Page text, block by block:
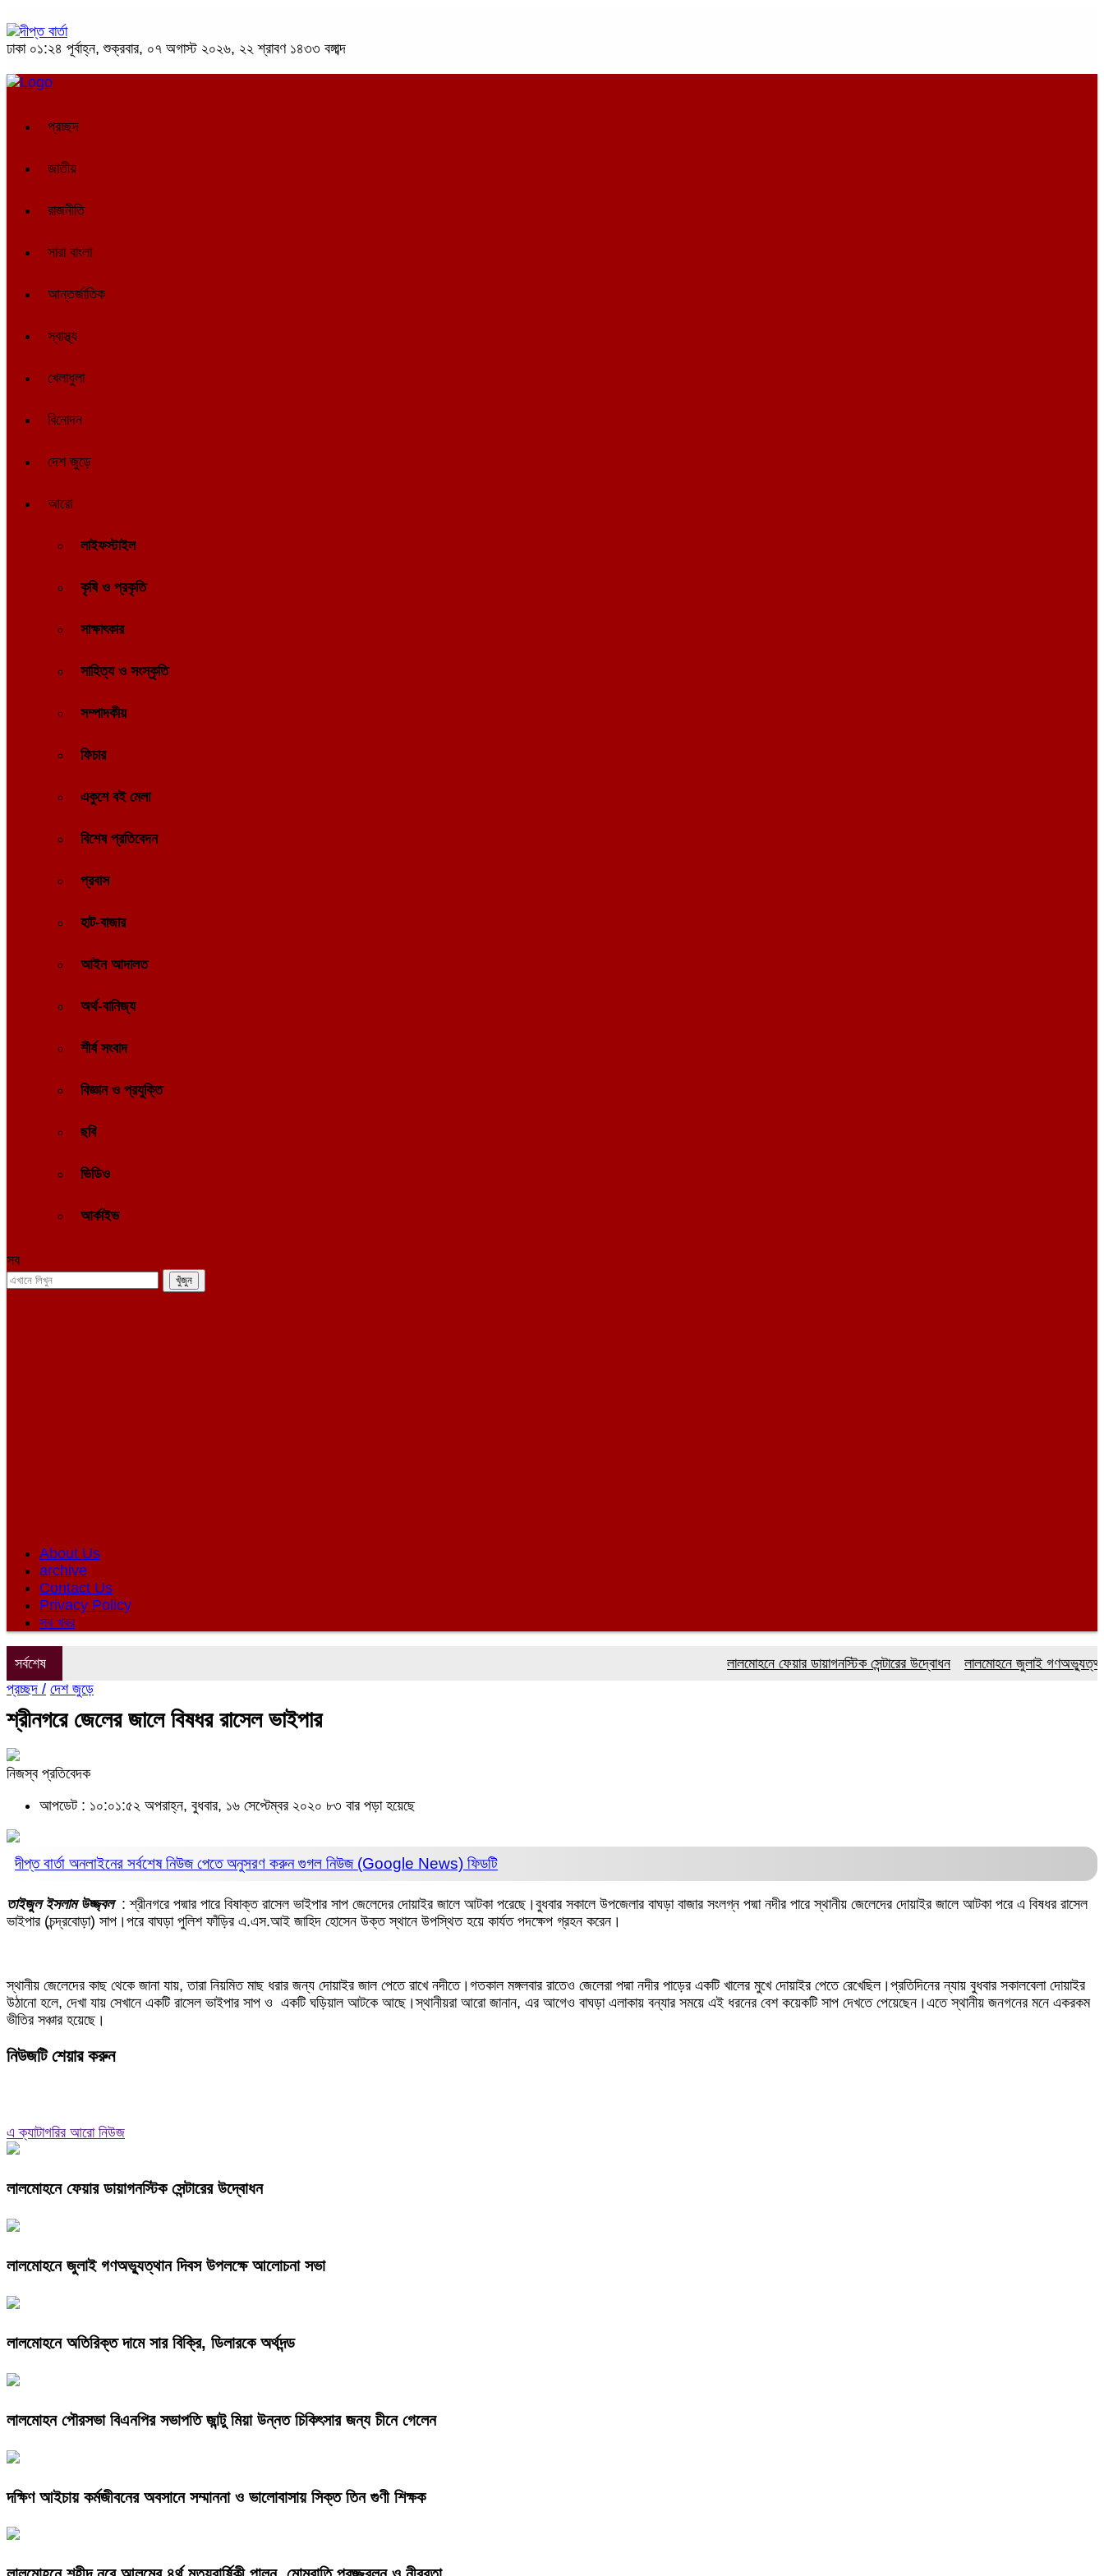
ঢাকা ০১:২৪ পূর্বাহ্ন, শুক্রবার, ০৭ অগাস্ট ২০২৬, ২২ শ্রাবণ ১৪৩৩ বঙ্গাব্দ
প্রচ্ছদ
জাতীয়
রাজনীতি
সারা বাংলা
আন্তর্জাতিক
স্বাস্থ্য
খেলাধুলা
বিনোদন
দেশ জুড়ে
আরো
লাইফস্টাইল
কৃষি ও প্রকৃতি
সাক্ষাৎকার
সাহিত্য ও সংস্কৃতি
সম্পাদকীয়
ফিচার
একুশে বই মেলা
বিশেষ প্রতিবেদন
প্রবাস
হাট-বাজার
আইন আদালত
অর্থ-বানিজ্য
শীর্ষ সংবাদ
বিজ্ঞান ও প্রযুক্তি
ছবি
ভিডিও
আর্কাইভ
সব
About Us
archive
Contact Us
Privacy Policy
সব খবর
সর্বশেষ লালমোহনে ফেয়ার ডায়াগনস্টিক সেন্টারের উদ্বোধন
লালমোহনে জুলাই গণঅভ্যুত্থান দিবস
প্রচ্ছদ / দেশ জুড়ে
শ্রীনগরে জেলের জালে বিষধর রাসেল ভাইপার
নিজস্ব প্রতিবেদক
আপডেট : ১০:০১:৫২ অপরাহ্ন, বুধবার, ১৬ সেপ্টেম্বর ২০২০ ৮৩ বার পড়া হয়েছে
দীপ্ত বার্তা অনলাইনের সর্বশেষ নিউজ পেতে অনুসরণ করুনগুগল নিউজ (Google News) ফিডটি
তাইজুল ইসলাম উজ্জ্বল : শ্রীনগরে পদ্মার পারে বিষাক্ত রাসেল ভাইপার সাপ জেলেদের দোয়াইর জালে আটকা পরেছে।বুধবার সকালে উপজেলার বাঘড়া বাজার সংলগ্ন পদ্মা নদীর পারে স্থানীয় জেলেদের দোয়াইর জালে আটকা পরে এ বিষধর রাসেল
ভাইপার (চন্দ্রবোড়া) সাপ।পরে বাঘড়া পুলিশ ফাঁড়ির এ.এস.আই জাহিদ হোসেন উক্ত স্থানে উপস্থিত হয়ে কার্যত পদক্ষেপ গ্রহন করেন।
স্থানীয় জেলেদের কাছ থেকে জানা যায়, তারা নিয়মিত মাছ ধরার জন্য দোয়াইর জাল পেতে রাখে নদীতে।গতকাল মঙ্গলবার রাতেও জেলেরা পদ্মা নদীর পাড়ের একটি খালের মুখে দোয়াইর পেতে রেখেছিল।প্রতিদিনের ন্যায় বুধবার সকালবেলা দোয়াইর
উঠানো হলে, দেখা যায় সেখানে একটি রাসেল ভাইপার সাপ ও একটি ঘড়িয়াল আটকে আছে।স্থানীয়রা আরো জানান, এর আগেও বাঘড়া এলাকায় বন্যার সময়ে এই ধরনের বেশ কয়েকটি সাপ দেখতে পেয়েছেন।এতে স্থানীয় জনগনের মনে একরকম
ভীতির সঞ্চার হয়েছে।
নিউজটি শেয়ার করুন
এ ক্যাটাগরির আরো নিউজ
লালমোহনে ফেয়ার ডায়াগনস্টিক সেন্টারের উদ্বোধন
লালমোহনে জুলাই গণঅভ্যুত্থান দিবস উপলক্ষে আলোচনা সভা
লালমোহনে অতিরিক্ত দামে সার বিক্রি, ডিলারকে অর্থদন্ড
লালমোহন পৌরসভা বিএনপির সভাপতি জান্টু মিয়া উন্নত চিকিৎসার জন্য চীনে গেলেন
দক্ষিণ আইচায় কর্মজীবনের অবসানে সম্মাননা ও ভালোবাসায় সিক্ত তিন গুণী শিক্ষক